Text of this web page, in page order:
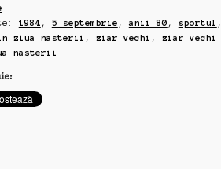
1984 , 5 septembrie ,anii 80 , sportul ,
ziua nasterii , ziar vechi , ziar vechi
nasterii